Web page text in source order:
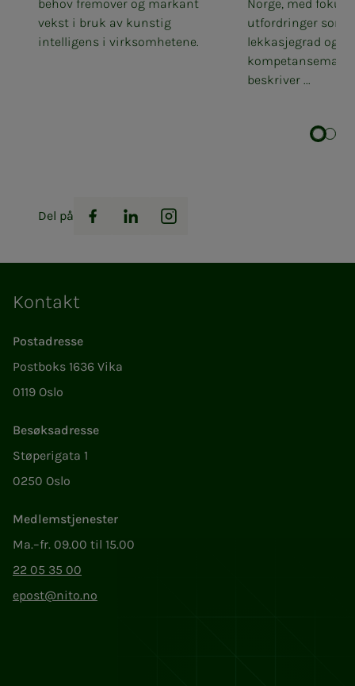
behov fremover og markant
vekst i bruk av kunstig
intelligens i virksomhetene.
Norge, med fokus
utfordringer som
lekkasjegrad og
beskriver ...
Del på
Facebook
LinkedInInstagram
Kontakt
Postadresse
Postboks 1636 Vika
0119 Oslo
Besøksadresse
Støperigata 1
0250 Oslo
Medlemstjenester
Ma.–fr. 09.00 til 15.00
22 05 35 00
epost@nito.no